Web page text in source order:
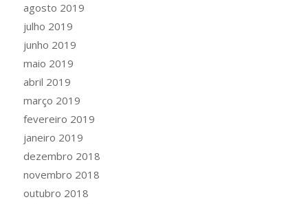
agosto 2019
julho 2019
junho 2019
maio 2019
abril 2019
março 2019
fevereiro 2019
janeiro 2019
dezembro 2018
novembro 2018
outubro 2018